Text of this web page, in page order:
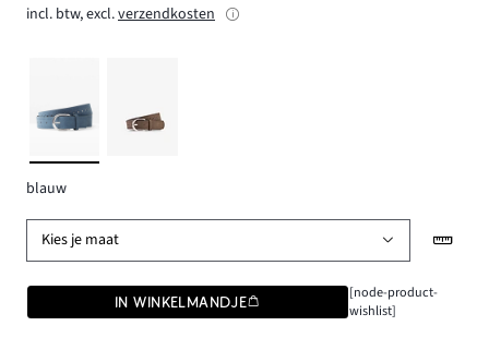
incl. btw, excl.verzendkosten
blauw
Kies je maat
IN WINKELMANDJE
[node-product-
wishlist]